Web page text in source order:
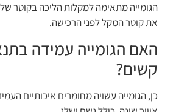
את קוטר המקל לפני הרכישה.
האם הגומייה עמידה
קשים?
כן, הגומייה עשויה מחומרים איכותיים